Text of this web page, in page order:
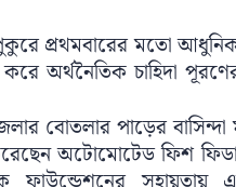
প্রথমবারের মতো
অর্থনৈতিক চাহিদা
বোতলার পাড়ের
অটোমোটেড ফিশ